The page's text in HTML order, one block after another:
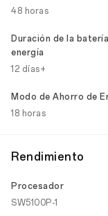
48 horas
Duración de la
energía
12 días+
Modo de Ahorro de
18 horas
Rendimiento
Procesador
SW5100P-1